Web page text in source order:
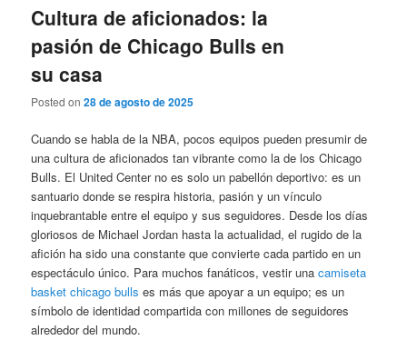
Cultura de aficionados: la
pasión de Chicago Bulls en
su casa
Posted on28 de agosto de 2025
Cuando se habla de la NBA, pocos equipos pueden presumir de
una cultura de aficionados tan vibrante como la de los Chicago
Bulls. El United Center no es solo un pabellón deportivo: es un
santuario donde se respira historia, pasión y un vínculo
inquebrantable entre el equipo y sus seguidores. Desde los días
gloriosos de Michael Jordan hasta la actualidad, el rugido de la
afición ha sido una constante que convierte cada partido en un
espectáculo único. Para muchos fanáticos, vestir unacamiseta
basket chicago bulls es más que apoyar a un equipo; es un
símbolo de identidad compartida con millones de seguidores
alrededor del mundo.